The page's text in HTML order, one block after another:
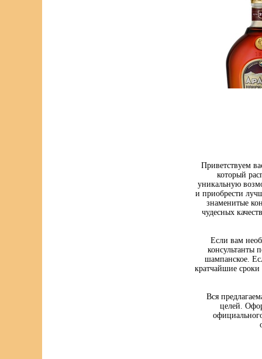
Приветствуем
который
уникальную
и приобрести
знаменитые
чудесных
Если вам
консультанты
шампанское.
кратчайшие
Вся
целей.